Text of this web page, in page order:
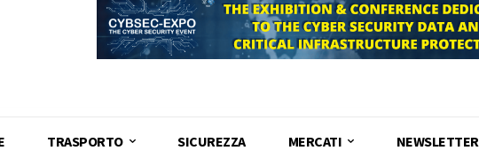
TRASPORTO SICUREZZA MERCATI NEWSLETTER